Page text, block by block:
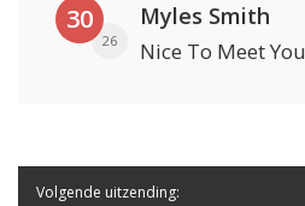
30
26
Myles Smith
Nice To Meet You
Volgende uitzending: